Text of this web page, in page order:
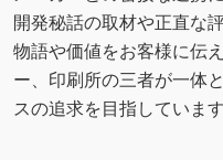
開発秘話の取材や正直な
物語や価値をお客様に伝
ー、印刷所の三者が一体
スの追求を目指しています